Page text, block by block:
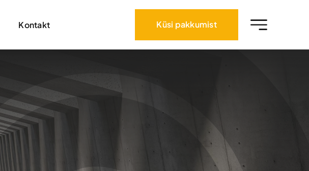
Kontakt Küsi pakkumist